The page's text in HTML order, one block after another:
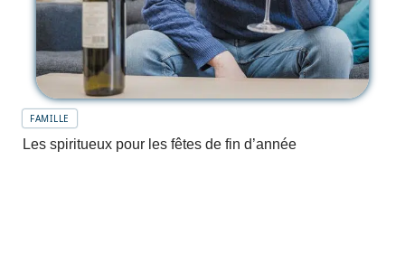
FAMILLE
Les spiritueux pour les fêtes de fin d’année